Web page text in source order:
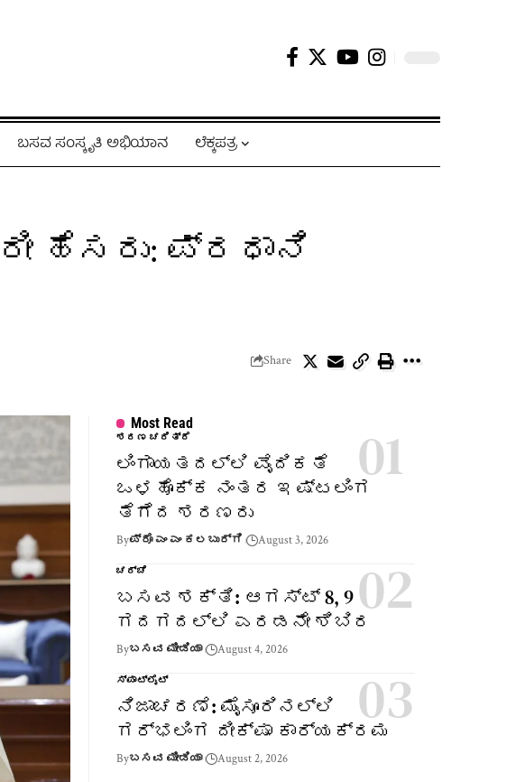
ಬಸವ ಸಂಸ್ಕೃತಿ ಅಭಿಯಾನ ಲೆಕ್ಕಪತ್ರ
ಹೆಸರು: ಪ್ರಧಾನಿ
Share
Most Read
ಶರಣ ಚರಿತ್ರೆ
ಲಿಂಗಾಯತದಲ್ಲಿ ವೈದಿಕತೆ
ಒಳಹೊಕ್ಕ ನಂತರ ಇಷ್ಟಲಿಂಗ
ತೆಗೆದ ಶರಣರು
Byಪ್ರೊ ಎಂ ಎಂ ಕಲಬುರ್ಗಿ August 3, 2026
ಚರ್ಚೆ
ಬಸವ ಶಕ್ತಿ: ಆಗಸ್ಟ್ 8, 9
ಗದಗದಲ್ಲಿ ಎರಡನೇ ಶಿಬಿರ
Byಬಸವ ಮೀಡಿಯಾ August 4, 2026
ಸ್ಪಾಟ್‌ಲೈಟ್
ನಿಜಾಚರಣೆ: ಮೈಸೂರಿನಲ್ಲಿ
ಗರ್ಭಲಿಂಗ ದೀಕ್ಷಾ ಕಾರ್ಯಕ್ರಮ
Byಬಸವ ಮೀಡಿಯಾ August 2, 2026